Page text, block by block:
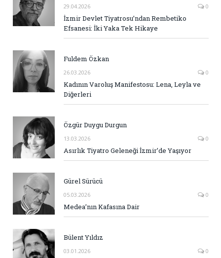
29.04.2026 0
İzmir Devlet Tiyatrosu’ndan Rembetiko
Efsanesi: İki Yaka Tek Hikaye
Fuldem Özkan
26.03.2026 0
Kadının Varoluş Manifestosu: Lena, Leyla ve
Diğerleri
Özgür Duygu Durgun
13.03.2026 0
Asırlık Tiyatro Geleneği İzmir’de Yaşıyor
Gürel Sürücü
05.03.2026 0
Medea’nın Kafasına Dair
Bülent Yıldız
03.01.2026 0